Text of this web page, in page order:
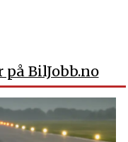
BilJobb.no